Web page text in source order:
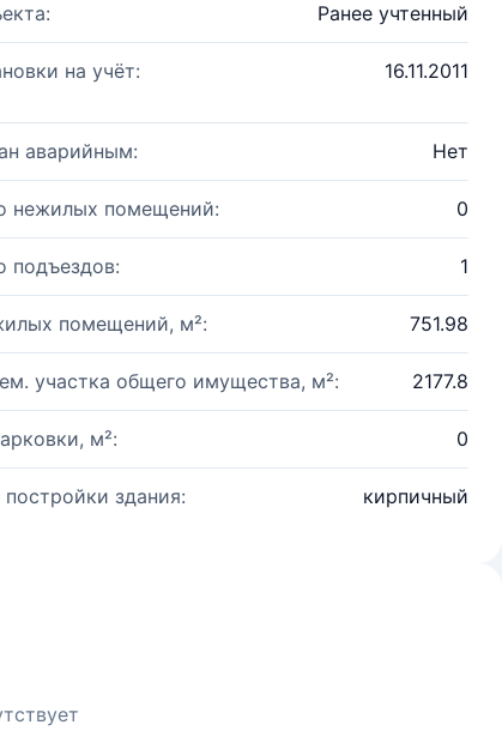
Ранее учтенный
на учёт: 16.11.2011
аварийным: Нет
нежилых помещений: 0
подъездов: 1
помещений, м²: 751.98
участка общего имущества, м²: 2177.8
м²: 0
здания: кирпичный